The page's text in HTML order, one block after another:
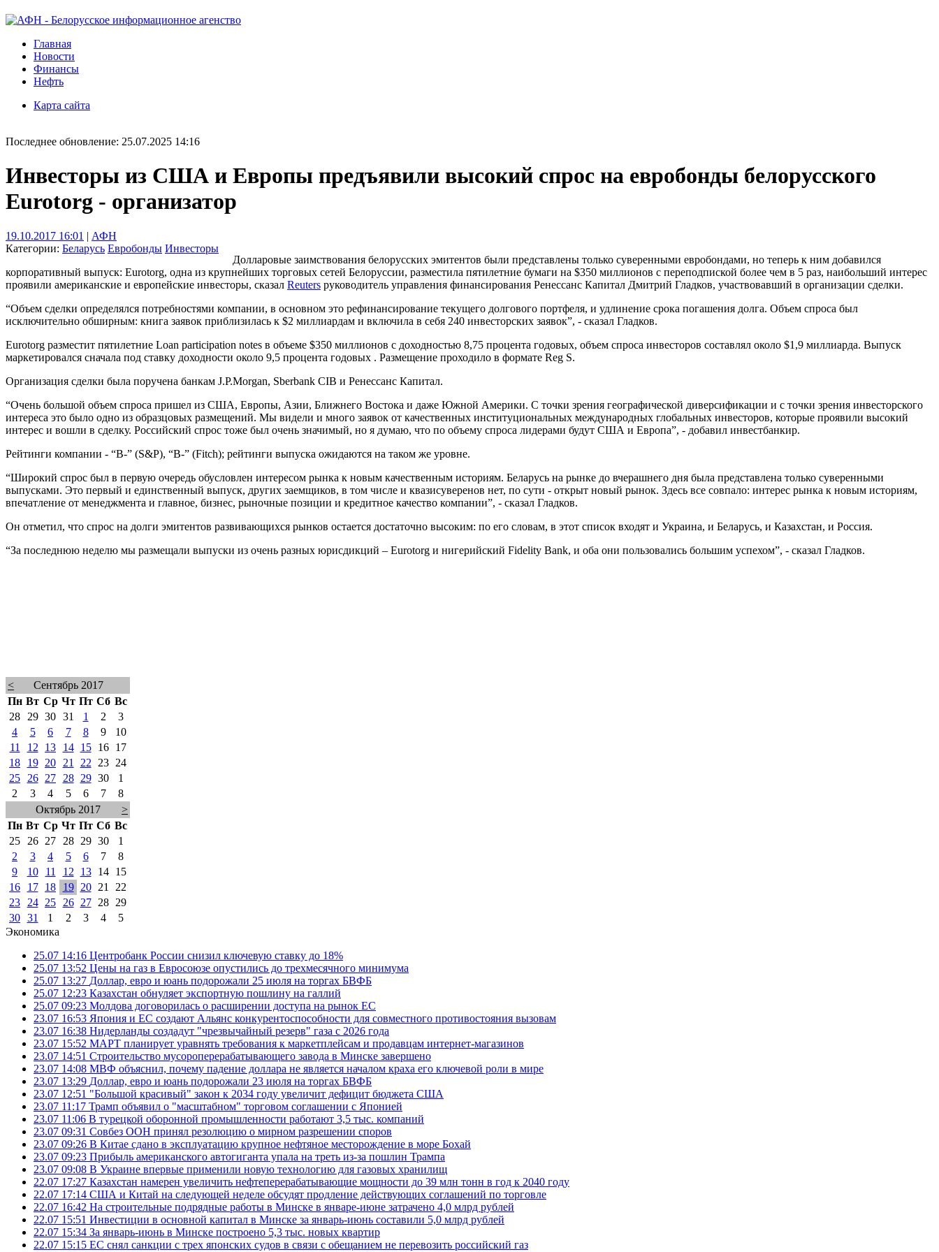
Главная
Новости
Финансы
Нефть
Карта сайта
Последнее обновление: 25.07.2025 14:16
Инвесторы из США и Европы предъявили высокий спрос на евробонды белорусского
Eurotorg - организатор
19.10.2017 16:01 | АФН
Категории: Беларусь Евробонды Инвесторы
Долларовые заимствования белорусских эмитентов были представлены только суверенными евробондами, но теперь к ним добавился
корпоративный выпуск: Eurotorg, одна из крупнейших торговых сетей Белоруссии, разместила пятилетние бумаги на $350 миллионов с переподпиской более чем в 5 раз, наибольший интерес
проявили американские и европейские инвесторы, сказал Reuters руководитель управления финансирования Ренессанс Капитал Дмитрий Гладков, участвовавший в организации сделки.
“Объем сделки определялся потребностями компании, в основном это рефинансирование текущего долгового портфеля, и удлинение срока погашения долга. Объем спроса был
исключительно обширным: книга заявок приблизилась к $2 миллиардам и включила в себя 240 инвесторских заявок”, - сказал Гладков.
Eurotorg разместит пятилетние Loan participation notes в объеме $350 миллионов с доходностью 8,75 процента годовых, объем спроса инвесторов составлял около $1,9 миллиарда. Выпуск
маркетировался сначала под ставку доходности около 9,5 процента годовых . Размещение проходило в формате Reg S.
Организация сделки была поручена банкам J.P.Morgan, Sberbank CIB и Ренессанс Капитал.
“Очень большой объем спроса пришел из США, Европы, Азии, Ближнего Востока и даже Южной Америки. С точки зрения географической диверсификации и с точки зрения инвесторского
интереса это было одно из образцовых размещений. Мы видели и много заявок от качественных институциональных международных глобальных инвесторов, которые проявили высокий
интерес и вошли в сделку. Российский спрос тоже был очень значимый, но я думаю, что по объему спроса лидерами будут США и Европа”, - добавил инвестбанкир.
Рейтинги компании - “B-” (S&P), “B-” (Fitch); рейтинги выпуска ожидаются на таком же уровне.
“Широкий спрос был в первую очередь обусловлен интересом рынка к новым качественным историям. Беларусь на рынке до вчерашнего дня была представлена только суверенными
выпусками. Это первый и единственный выпуск, других заемщиков, в том числе и квазисуверенов нет, по сути - открыт новый рынок. Здесь все совпало: интерес рынка к новым историям,
впечатление от менеджмента и главное, бизнес, рыночные позиции и кредитное качество компании”, - сказал Гладков.
Он отметил, что спрос на долги эмитентов развивающихся рынков остается достаточно высоким: по его словам, в этот список входят и Украина, и Беларусь, и Казахстан, и Россия.
“За последнюю неделю мы размещали выпуски из очень разных юрисдикций – Eurotorg и нигерийский Fidelity Bank, и оба они пользовались большим успехом”, - сказал Гладков.
<
Сентябрь 2017
Пн Вт Ср Чт Пт Сб Вс
28
29 30 31 1 2
3
4
5 6 7 8 9
10
11
12 13 14 15 16
17
18
19 20 21 22 23
24
25
26 27 28 29 30
1
2
3 4 5 6 7
8
Октябрь 2017
>
Пн Вт Ср Чт Пт Сб Вс
25
26 27 28 29 30
1
2
3 4 5 6 7
8
9
10 11 12 13 14
15
16
17 18 19 20 21
22
23
24 25 26 27 28
29
30 31 1 2 3 4
5
Экономика
25.07 14:16 Центробанк России снизил ключевую ставку до 18%
25.07 13:52 Цены на газ в Евросоюзе опустились до трехмесячного минимума
25.07 13:27 Доллар, евро и юань подорожали 25 июля на торгах БВФБ
25.07 12:23 Казахстан обнуляет экспортную пошлину на галлий
25.07 09:23 Молдова договорилась о расширении доступа на рынок ЕС
23.07 16:53 Япония и ЕС создают Альянс конкурентоспособности для совместного противостояния вызовам
23.07 16:38 Нидерланды создадут "чрезвычайный резерв" газа с 2026 года
23.07 15:52 МАРТ планирует уравнять требования к маркетплейсам и продавцам интернет-магазинов
23.07 14:51 Строительство мусороперерабатывающего завода в Минске завершено
23.07 14:08 МВФ объяснил, почему падение доллара не является началом краха его ключевой роли в мире
23.07 13:29 Доллар, евро и юань подорожали 23 июля на торгах БВФБ
23.07 12:51 "Большой красивый" закон к 2034 году увеличит дефицит бюджета США
23.07 11:17 Трамп объявил о "масштабном" торговом соглашении с Японией
23.07 11:06 В турецкой оборонной промышленности работают 3,5 тыс. компаний
23.07 09:31 Совбез ООН принял резолюцию о мирном разрешении споров
23.07 09:26 В Китае сдано в эксплуатацию крупное нефтяное месторождение в море Бохай
23.07 09:23 Прибыль американского автогиганта упала на треть из-за пошлин Трампа
23.07 09:08 В Украине впервые применили новую технологию для газовых хранилищ
22.07 17:27 Казахстан намерен увеличить нефтеперерабатывающие мощности до 39 млн тонн в год к 2040 году
22.07 17:14 США и Китай на следующей неделе обсудят продление действующих соглашений по торговле
22.07 16:42 На строительные подрядные работы в Минске в январе-июне затрачено 4,0 млрд рублей
22.07 15:51 Инвестиции в основной капитал в Минске за январь-июнь составили 5,0 млрд рублей
22.07 15:34 За январь-июнь в Минске построено 5,3 тыс. новых квартир
22.07 15:15 ЕС снял санкции с трех японских судов в связи с обещанием не перевозить российский газ